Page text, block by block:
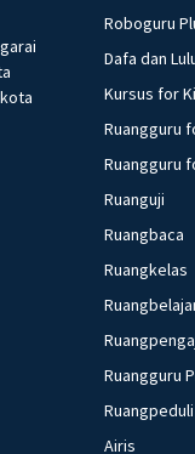
Roboguru
Dafa dan
Kursus for
Ruangguru
Ruangguru
Ruanguji
Ruangbaca
Ruangkelas
Ruangguru
Ruangpeduli
Airis